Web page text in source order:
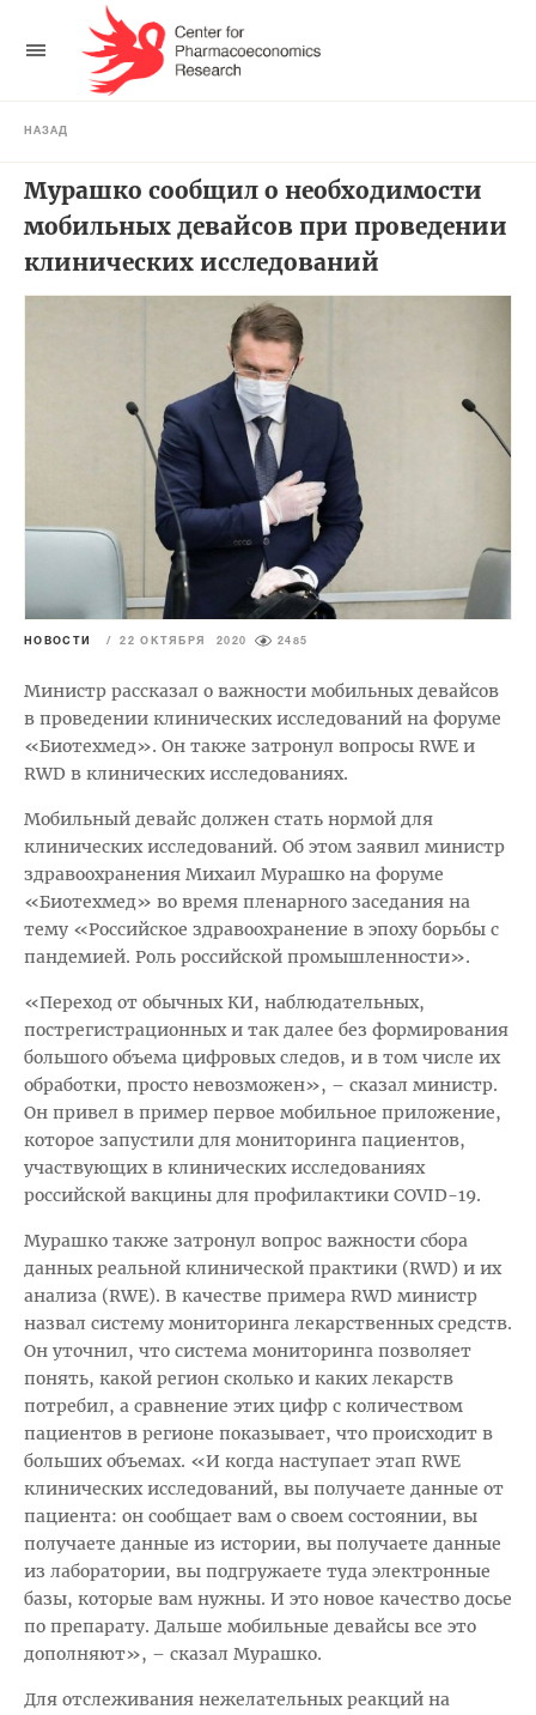
НАЗАД
Мурашко сообщил о необходимости
мобильных девайсов при проведении
клинических исследований
НОВОСТИ / 22 ОКТЯБРЯ 2020 2485
Министр рассказал о важности мобильных девайсов
в проведении клинических исследований на форуме
«Биотехмед». Он также затронул вопросы RWE и
RWD в клинических исследованиях.
Мобильный девайс должен стать нормой для
клинических исследований. Об этом заявил министр
здравоохранения Михаил Мурашко на форуме
«Биотехмед» во время пленарного заседания на
тему «Российское здравоохранение в эпоху борьбы с
пандемией. Роль российской промышленности».
«Переход от обычных КИ, наблюдательных,
пострегистрационных и так далее без формирования
большого объема цифровых следов, и в том числе их
обработки, просто невозможен», – сказал министр.
Он привел в пример первое мобильное приложение,
которое запустили для мониторинга пациентов,
участвующих в клинических исследованиях
российской вакцины для профилактики COVID-19.
Мурашко также затронул вопрос важности сбора
данных реальной клинической практики (RWD) и их
анализа (RWE). В качестве примера RWD министр
назвал систему мониторинга лекарственных средств.
Он уточнил, что система мониторинга позволяет
понять, какой регион сколько и каких лекарств
потребил, а сравнение этих цифр с количеством
пациентов в регионе показывает, что происходит в
больших объемах. «И когда наступает этап RWE
клинических исследований, вы получаете данные от
пациента: он сообщает вам о своем состоянии, вы
получаете данные из истории, вы получаете данные
из лаборатории, вы подгружаете туда электронные
базы, которые вам нужны. И это новое качество досье
по препарату. Дальше мобильные девайсы все это
дополняют», – сказал Мурашко.
Для отслеживания нежелательных реакций на